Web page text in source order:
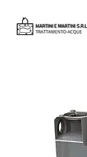
martiniemartinisrl